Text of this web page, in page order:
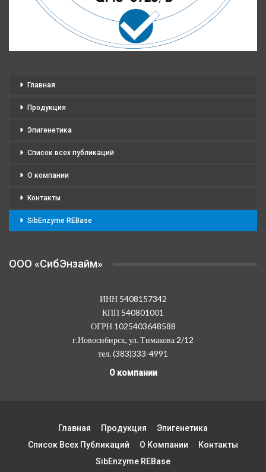
Главная
Продукция
Эпигенетика
Список всех публикаций
О компании
Контакты
SibEnzyme REBase
OOO «СибЭнзайм»
ИНН 5408157342
КПП 540801001
ОГРН 1025403648588
г.Новосибирск, ул. Тимакова 2/12
тел. (383)333-4991
О компании
Главная Продукция
Эпигенетика
Список Всех Публикаций
О Компании
Контакты
SibEnzyme REBase